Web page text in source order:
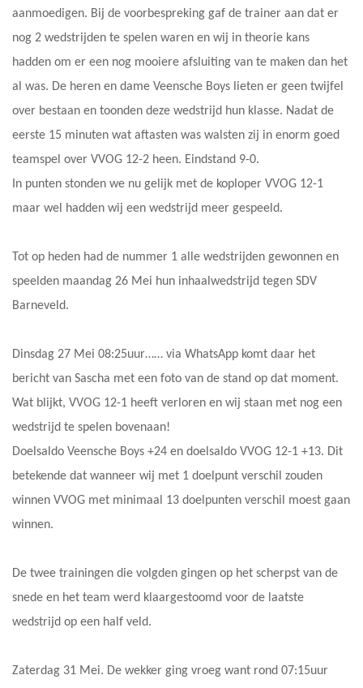
aanmoedigen. Bij de voorbespreking gaf de trainer aan dat er
nog 2 wedstrijden te spelen waren en wij in theorie kans
hadden om er een nog mooiere afsluiting van te maken dan het
al was. De heren en dame Veensche Boys lieten er geen twijfel
over bestaan en toonden deze wedstrijd hun klasse. Nadat de
eerste 15 minuten wat aftasten was walsten zij in enorm goed
teamspel over VVOG 12-2 heen. Eindstand 9-0.
In punten stonden we nu gelijk met de koploper VVOG 12-1
maar wel hadden wij een wedstrijd meer gespeeld.
Tot op heden had de nummer 1 alle wedstrijden gewonnen en
speelden maandag 26 Mei hun inhaalwedstrijd tegen SDV
Barneveld.
Dinsdag 27 Mei 08:25uur…… via WhatsApp komt daar het
bericht van Sascha met een foto van de stand op dat moment.
Wat blijkt, VVOG 12-1 heeft verloren en wij staan met nog een
wedstrijd te spelen bovenaan!
Doelsaldo Veensche Boys +24 en doelsaldo VVOG 12-1 +13. Dit
betekende dat wanneer wij met 1 doelpunt verschil zouden
winnen VVOG met minimaal 13 doelpunten verschil moest gaan
winnen.
De twee trainingen die volgden gingen op het scherpst van de
snede en het team werd klaargestoomd voor de laatste
wedstrijd op een half veld.
Zaterdag 31 Mei. De wekker ging vroeg want rond 07:15uur